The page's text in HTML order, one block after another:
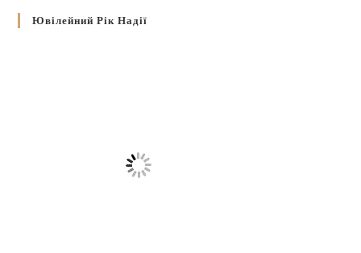
Ювілейний Рік Надії